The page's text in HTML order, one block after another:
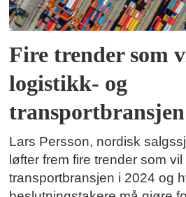
Fire trender som
logistikk- og
Lars Persson, nordisk
løfter frem fire trender som
transportbransjen i 2024 og